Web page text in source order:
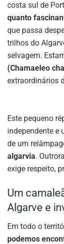
costa sul de
quanto
que passa
trilhos do
selvagem.
(Chamaeleo
extraordinários
Este pequeno
independente e
de um
algarvia.
exige respeito,
Um
Algarve e
Em todo o
podemos